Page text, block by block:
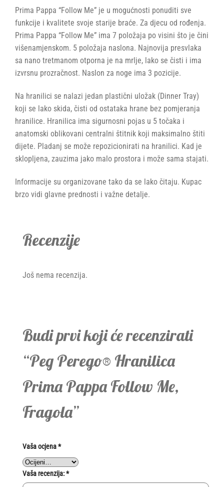
Prima Pappa “Follow Me” je u mogućnosti ponuditi sve
funkcije i kvalitete svoje starije braće. Za djecu od rođenja.
Prima Pappa “Follow Me” ima 7 položaja po visini što je čini
višenamjenskom. 5 položaja naslona. Najnovija presvlaka
sa nano tretmanom otporna je na mrlje, lako se čisti i ima
izvrsnu prozračnost. Naslon za noge ima 3 pozicije.
Na hranilici se nalazi jedan plastični uložak (Dinner Tray)
koji se lako skida, čisti od ostataka hrane bez pomjeranja
hranilice. Hranilica ima sigurnosni pojas u 5 točaka i
anatomski oblikovani centralni štitnik koji maksimalno štiti
dijete. Pladanj se može repozicionirati na hranilici. Kad je
sklopljena, zauzima jako malo prostora i može sama stajati.
Informacije su organizovane tako da se lako čitaju. Kupac
brzo vidi glavne prednosti i važne detalje.
Recenzije
Još nema recenzija.
Budi prvi koji će recenzirati
“Peg Perego® Hranilica
Prima Pappa Follow Me,
Fragola”
Vaša ocjena*
Vaša recenzija:*